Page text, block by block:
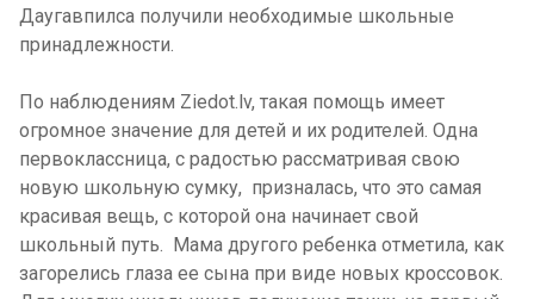
Даугавпилса получили необходимые школьные
принадлежности.
По наблюдениям Ziedot.lv, такая помощь имеет
огромное значение для детей и их родителей. Одна
первоклассница, с радостью рассматривая свою
новую школьную сумку, призналась, что это самая
красивая вещь, с которой она начинает свой
школьный путь. Мама другого ребенка отметила, как
загорелись глаза ее сына при виде новых кроссовок.